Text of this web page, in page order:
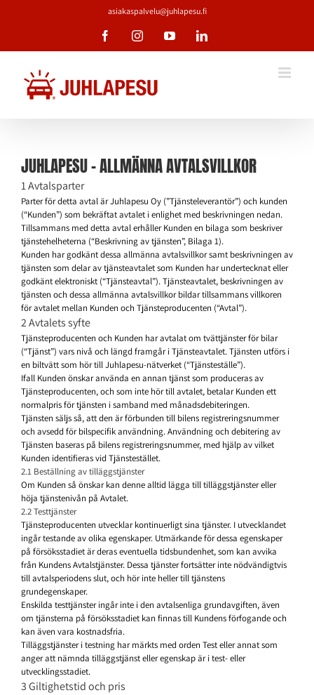
asiakaspalvelu@juhlapesu.fi
FacebookInstagramYouTubeLinkedIn
JUHLAPESU – ALLMÄNNA AVTALSVILLKOR
1 Avtalsparter
Parter för detta avtal är Juhlapesu Oy (”Tjänsteleverantör”) och kunden
(“Kunden”) som bekräftat avtalet i enlighet med beskrivningen nedan.
Tillsammans med detta avtal erhåller Kunden en bilaga som beskriver
tjänstehelheterna (“Beskrivning av tjänsten”, Bilaga 1).
Kunden har godkänt dessa allmänna avtalsvillkor samt beskrivningen av
tjänsten som delar av tjänsteavtalet som Kunden har undertecknat eller
godkänt elektroniskt (“Tjänsteavtal”). Tjänsteavtalet, beskrivningen av
tjänsten och dessa allmänna avtalsvillkor bildar tillsammans villkoren
för avtalet mellan Kunden och Tjänsteproducenten (“Avtal”).
2 Avtalets syfte
Tjänsteproducenten och Kunden har avtalat om tvättjänster för bilar
(“Tjänst”) vars nivå och längd framgår i Tjänsteavtalet. Tjänsten utförs i
en biltvätt som hör till Juhlapesu-nätverket (“Tjänsteställe”).
Ifall Kunden önskar använda en annan tjänst som produceras av
Tjänsteproducenten, och som inte hör till avtalet, betalar Kunden ett
normalpris för tjänsten i samband med månadsdebiteringen.
Tjänsten säljs så, att den är förbunden till bilens registreringsnummer
och avsedd för bilspecifik användning. Användning och debitering av
Tjänsten baseras på bilens registreringsnummer, med hjälp av vilket
Kunden identifieras vid Tjänstestället.
2.1 Beställning av tilläggstjänster
Om Kunden så önskar kan denne alltid lägga till tilläggstjänster eller
höja tjänstenivån på Avtalet.
2.2 Testtjänster
Tjänsteproducenten utvecklar kontinuerligt sina tjänster. I utvecklandet
ingår testande av olika egenskaper. Utmärkande för dessa egenskaper
på försöksstadiet är deras eventuella tidsbundenhet, som kan avvika
från Kundens Avtalstjänster. Dessa tjänster fortsätter inte nödvändigtvis
till avtalsperiodens slut, och hör inte heller till tjänstens
grundegenskaper.
Enskilda testtjänster ingår inte i den avtalsenliga grundavgiften, även
om tjänsterna på försöksstadiet kan finnas till Kundens förfogande och
kan även vara kostnadsfria.
Tilläggstjänster i testning har märkts med orden Test eller annat som
anger att nämnda tilläggstjänst eller egenskap är i test- eller
utvecklingsstadiet.
3 Giltighetstid och pris